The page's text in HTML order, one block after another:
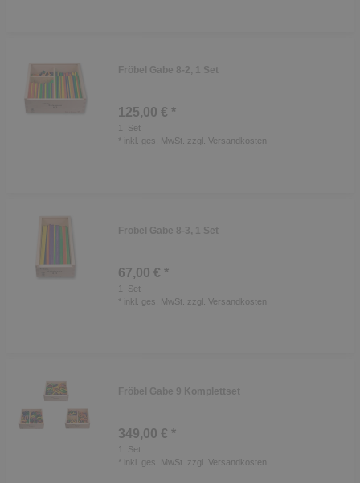
Fröbel Gabe 8-2, 1 Set
125,00 € *
Set
* inkl. ges. MwSt. zzgl. Versandkosten
Fröbel Gabe 8-3, 1 Set
67,00 € *
Set
* inkl. ges. MwSt. zzgl. Versandkosten
Fröbel Gabe 9 Komplettset
349,00 € *
1
Set
* inkl. ges. MwSt. zzgl. Versandkosten